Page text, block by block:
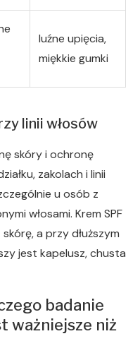
luźne upięcia,
miękkie gumki
linii włosów
skóry i ochronę
zakolach i linii
u osób z
włosami. Krem SPF
a przy dłuższym
jest kapelusz, chusta
badanie
ważniejsze niż